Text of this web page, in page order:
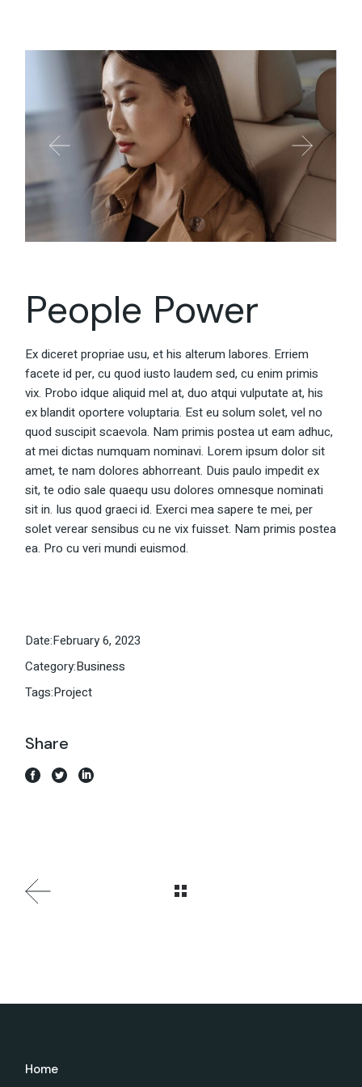
People Power
Ex diceret propriae usu, et his alterum labores. Erriem
facete id per, cu quod iusto laudem sed, cu enim primis
vix. Probo idque aliquid mel at, duo atqui vulputate at, his
ex blandit oportere voluptaria. Est eu solum solet, vel no
quod suscipit scaevola. Nam primis postea ut eam adhuc,
at mei dictas numquam nominavi. Lorem ipsum dolor sit
amet, te nam dolores abhorreant. Duis paulo impedit ex
sit, te odio sale quaequ usu dolores omnesque nominati
sit in. Ius quod graeci id. Exerci mea sapere te mei, per
solet verear sensibus cu ne vix fuisset. Nam primis postea
ea. Pro cu veri mundi euismod.
Date:February 6, 2023
Category:Business
Tags:Project
Share
Home